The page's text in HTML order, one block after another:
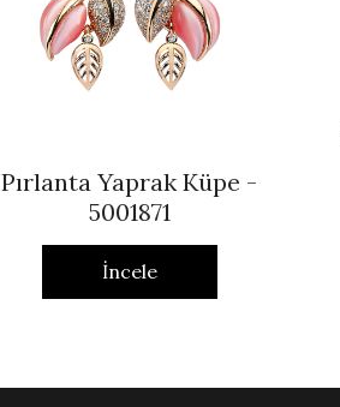
Pırlanta Yaprak Küpe -
5001871
İncele